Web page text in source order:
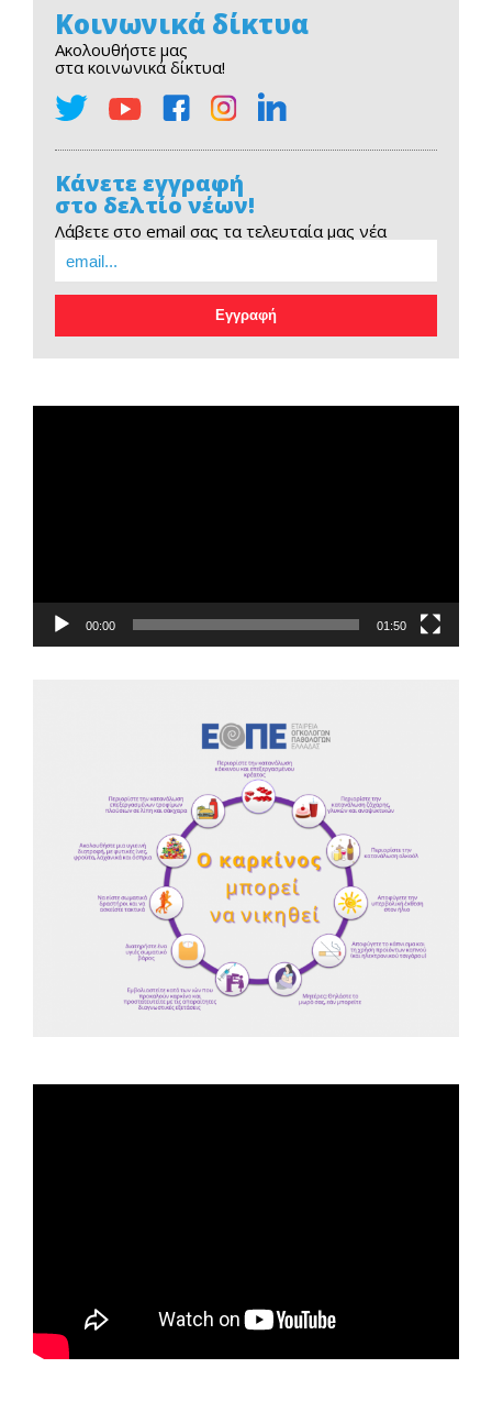
Κοινωνικά δίκτυα
Ακολουθήστε μας
στα κοινωνικά δίκτυα!
Κάνετε εγγραφή
στο δελτίο νέων!
Λάβετε στο email σας τα τελευταία μας νέα
00:00 01:50